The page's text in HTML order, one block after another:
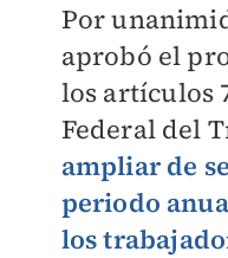
Por
aprobó el
los artículos
Federal del
ampliar de
periodo
los